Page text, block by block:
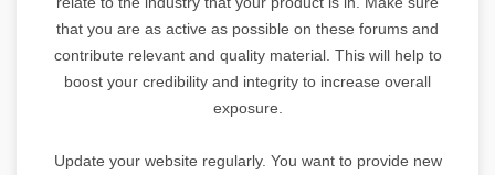
that you are as active as possible on these forums and
contribute relevant and quality material. This will help to
boost your credibility and integrity to increase overall
exposure.
Update your website regularly. You want to provide new